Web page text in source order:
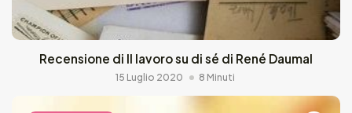
Recensione di Il lavoro su di sé di René Daumal
15 Luglio 2020 8 Minuti